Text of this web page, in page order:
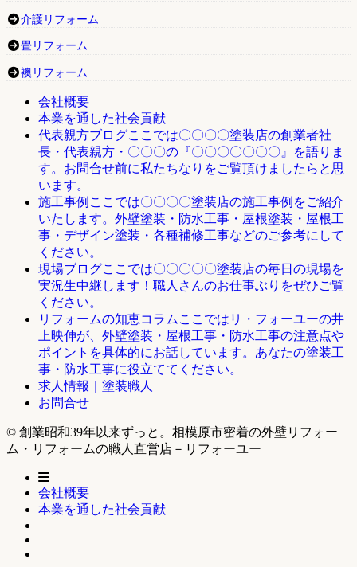
介護リフォーム
畳リフォーム
襖リフォーム
会社概要
本業を通した社会貢献
代表親方ブログここでは〇〇〇〇塗装店の創業者社
長・代表親方・〇〇〇の『〇〇〇〇〇〇〇』を語りま
す。お問合せ前に私たちなりをご覧頂けましたらと思
います。
施工事例 ここでは〇〇〇〇塗装店の施工事例をご紹介
いたします。外壁塗装・防水工事・屋根塗装・屋根工
事・デザイン塗装・各種補修工事などのご参考にして
ください。
現場ブログここでは〇〇〇〇〇塗装店の毎日の現場を
実況生中継します！職人さんのお仕事ぶりをぜひご覧
ください。
リフォームの知恵コラム ここではリ・フォーユーの井
上映伸が、外壁塗装・屋根工事・防水工事の注意点や
ポイントを具体的にお話しています。あなたの塗装工
事・防水工事に役立ててください。
求人情報｜塗装職人
お問合せ
© 創業昭和39年以来ずっと。相模原市密着の外壁リフォー
ム・リフォームの職人直営店－リフォーユー
会社概要
本業を通した社会貢献